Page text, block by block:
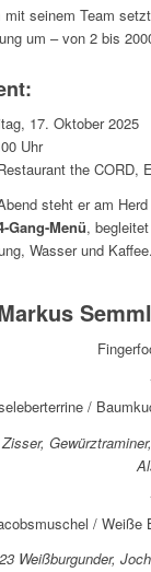
mit seinem Team
um – von 2 bis
17. Oktober 2025
Uhr
the CORD,
steht er am
Gang-Menü,
Wasser und Kaffee.
/
/ Weiße
Weißburgunder,